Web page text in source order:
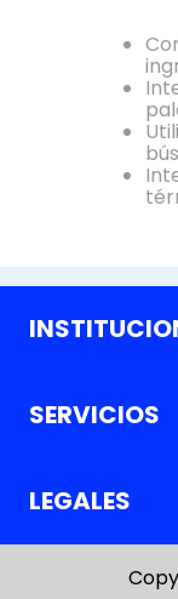
Nuestras
SERVICIOS
Pago de Cuotas
Servicio al
LEGALES
Política de